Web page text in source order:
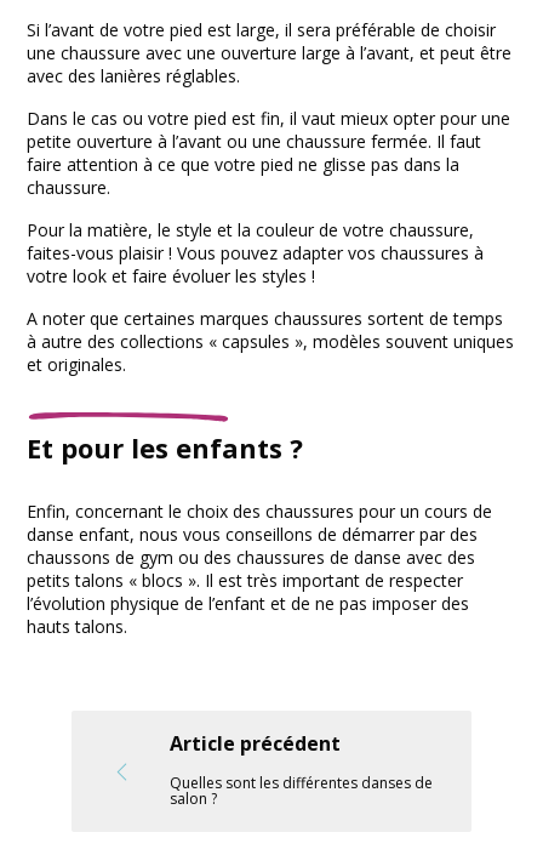
Si l’avant de votre pied est large, il sera préférable de choisir
une chaussure avec une ouverture large à l’avant, et peut être
avec des lanières réglables.
Dans le cas ou votre pied est fin, il vaut mieux opter pour une
petite ouverture à l’avant ou une chaussure fermée. Il faut
faire attention à ce que votre pied ne glisse pas dans la
chaussure.
Pour la matière, le style et la couleur de votre chaussure,
faites-vous plaisir ! Vous pouvez adapter vos chaussures à
votre look et faire évoluer les styles !
A noter que certaines marques chaussures sortent de temps
à autre des collections « capsules », modèles souvent uniques
et originales.
Et pour les enfants ?
Enfin, concernant le choix des chaussures pour un cours de
danse enfant, nous vous conseillons de démarrer par des
chaussons de gym ou des chaussures de danse avec des
petits talons « blocs ». Il est très important de respecter
l’évolution physique de l’enfant et de ne pas imposer des
hauts talons.
Article précédent
Quelles sont les différentes danses de
salon ?